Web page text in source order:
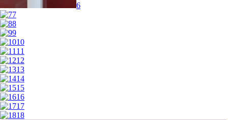
6
7
8
9
10
11
12
13
14
15
16
17
18